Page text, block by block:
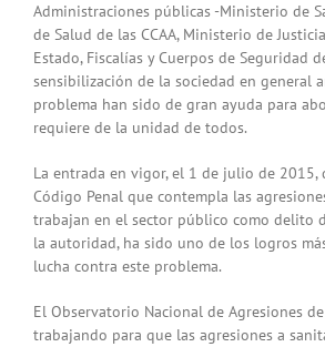
Administraciones públicas -Ministerio de
de Salud de las CCAA, Ministerio de
Estado, Fiscalías y Cuerpos de Seguridad
sensibilización de la sociedad en general
problema han sido de gran ayuda para
requiere de la unidad de todos.
La entrada en vigor, el 1 de julio de 2015,
Código Penal que contempla las
trabajan en el sector público como delito
la autoridad, ha sido uno de los logros
lucha contra este problema.
El Observatorio Nacional de Agresiones
trabajando para que las agresiones a